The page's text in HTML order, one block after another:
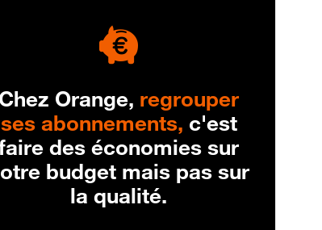
Chez Orange, regrouper
ses abonnements, c'est
des économies sur
budget mais pas sur
la qualité.